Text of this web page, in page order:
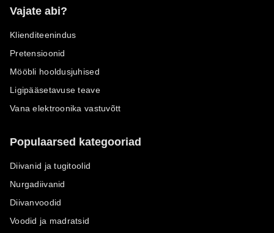
Vajate abi?
Klienditeenindus
Pretensioonid
Mööbli hooldusjuhised
Ligipääsetavuse teave
Vana elektroonika vastuvõtt
Populaarsed kategooriad
Diivanid ja tugitoolid
Nurgadiivanid
Diivanvoodid
Voodid ja madratsid